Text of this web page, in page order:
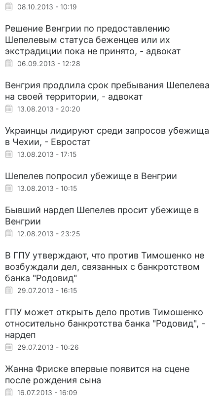
08.10.2013 - 10:19
Решение Венгрии по предоставлению
Шепелевым статуса беженцев или их
экстрадиции пока не принято, - адвокат
06.09.2013 - 12:28
Венгрия продлила срок пребывания Шепелева
на своей территории, - адвокат
13.08.2013 - 20:20
Украинцы лидируют среди запросов убежища
в Чехии, - Евростат
13.08.2013 - 17:15
Шепелев попросил убежище в Венгрии
13.08.2013 - 10:15
Бывший нардеп Шепелев просит убежище в
Венгрии
12.08.2013 - 23:25
В ГПУ утверждают, что против Тимошенко не
возбуждали дел, связанных с банкротством
банка "Родовид"
29.07.2013 - 16:15
ГПУ может открыть дело против Тимошенко
относительно банкротства банка "Родовид", -
нардеп
29.07.2013 - 10:26
Жанна Фриске впервые появится на сцене
после рождения сына
16.07.2013 - 16:09